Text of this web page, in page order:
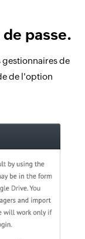
passe.
de
de l'option